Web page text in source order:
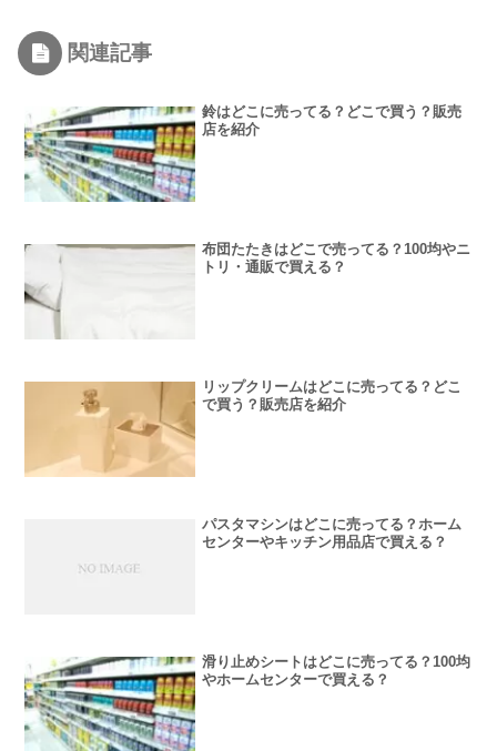
関連記事
鈴はどこに売ってる？どこで買う？販売
店を紹介
布団たたきはどこで売ってる？100均やニ
トリ・通販で買える？
リップクリームはどこに売ってる？どこ
で買う？販売店を紹介
パスタマシンはどこに売ってる？ホーム
センターやキッチン用品店で買える？
滑り止めシートはどこに売ってる？100均
やホームセンターで買える？